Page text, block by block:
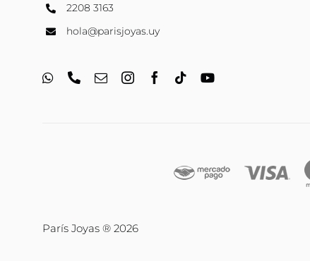
2208 3163
hola@parisjoyas.uy
París Joyas ® 2026